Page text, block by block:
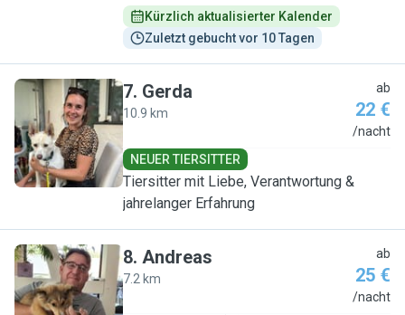
Kürzlich aktualisierter Kalender
Zuletzt gebucht vor 10 Tagen
G
7. Gerda
10.9 km
ab
22 €
/nacht
NEUER TIERSITTER
Tiersitter mit Liebe, Verantwortung &
jahrelanger Erfahrung
A
8. Andreas
7.2 km
ab
25 €
/nacht